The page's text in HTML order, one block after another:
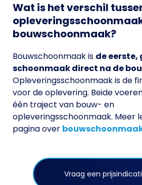
Wat is het verschil
bouwschoonmaak?
Bouwschoonmaak is de eerste,
schoonmaak direct na de
Opleveringsschoonmaak is de
voor de oplevering. Beide
één traject van bouw- en
opleveringsschoonmaak. Meer
pagina over
Vraag een